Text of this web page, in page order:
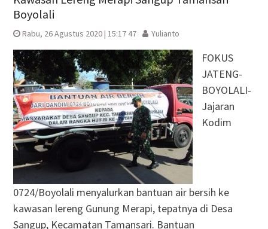
Boyolali
Rabu, 26 Agustus 2020 | 15:17 47 Yulianto
FOKUS
JATENG-
BOYOLALI-
Jajaran
Kodim
0724/Boyolali menyalurkan bantuan air bersih ke
kawasan lereng Gunung Merapi, tepatnya di Desa
Sangup, Kecamatan Tamansari. Bantuan